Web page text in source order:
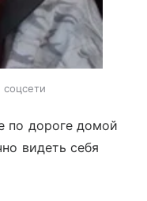
по дороге домой
видеть себя